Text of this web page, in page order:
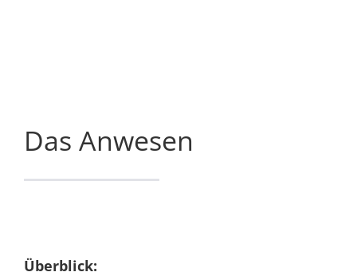
Das Anwesen
Überblick: